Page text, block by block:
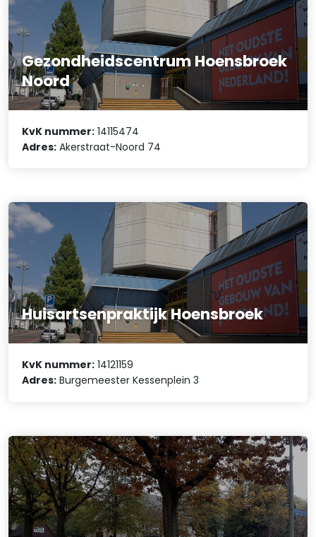
Gezondheidscentrum Hoensbroek
Noord
KvK nummer: 14115474
Adres: Akerstraat-Noord 74
Huisartsenpraktijk Hoensbroek
KvK nummer: 14121159
Adres: Burgemeester Kessenplein 3